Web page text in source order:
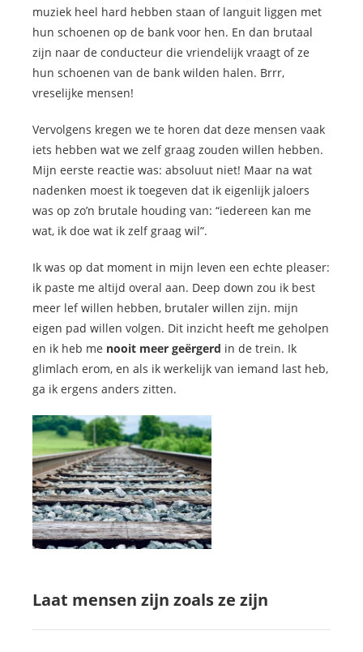
muziek heel hard hebben staan of languit liggen met
hun schoenen op de bank voor hen. En dan brutaal
zijn naar de conducteur die vriendelijk vraagt of ze
hun schoenen van de bank wilden halen. Brrr,
vreselijke mensen!
Vervolgens kregen we te horen dat deze mensen vaak
iets hebben wat we zelf graag zouden willen hebben.
Mijn eerste reactie was: absoluut niet! Maar na wat
nadenken moest ik toegeven dat ik eigenlijk jaloers
was op zo’n brutale houding van: “iedereen kan me
wat, ik doe wat ik zelf graag wil”.
Ik was op dat moment in mijn leven een echte pleaser:
ik paste me altijd overal aan. Deep down zou ik best
meer lef willen hebben, brutaler willen zijn. mijn
eigen pad willen volgen. Dit inzicht heeft me geholpen
en ik heb me nooit meer geërgerd in de trein. Ik
glimlach erom, en als ik werkelijk van iemand last heb,
ga ik ergens anders zitten.
Laat mensen zijn zoals ze zijn